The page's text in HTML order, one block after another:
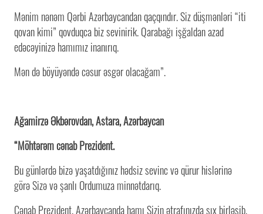
Mənim nənəm Qərbi Azərbaycandan qaçqındır. Siz düşmənləri “iti
qovan kimi” qovduqca biz sevinirik. Qarabağı işğaldan azad
edəcəyinizə hamımız inanırıq.
Mən də böyüyəndə cəsur əsgər olacağam”.
Ağamirzə Əkbərovdan, Astara, Azərbaycan
“Möhtərəm cənab Prezident.
Bu günlərdə bizə yaşatdığınız hədsiz sevinc və qürur hislərinə
görə Sizə və şanlı Ordumuza minnətdarıq.
Cənab Prezident. Azərbaycanda hamı Sizin ətrafınızda sıx birləşib.